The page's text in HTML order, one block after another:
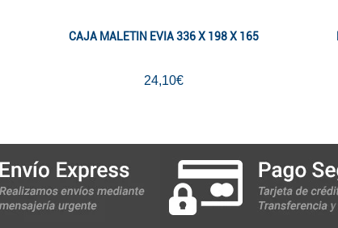
CAJA MALETIN EVIA 336 X 198 X 165
24,10€